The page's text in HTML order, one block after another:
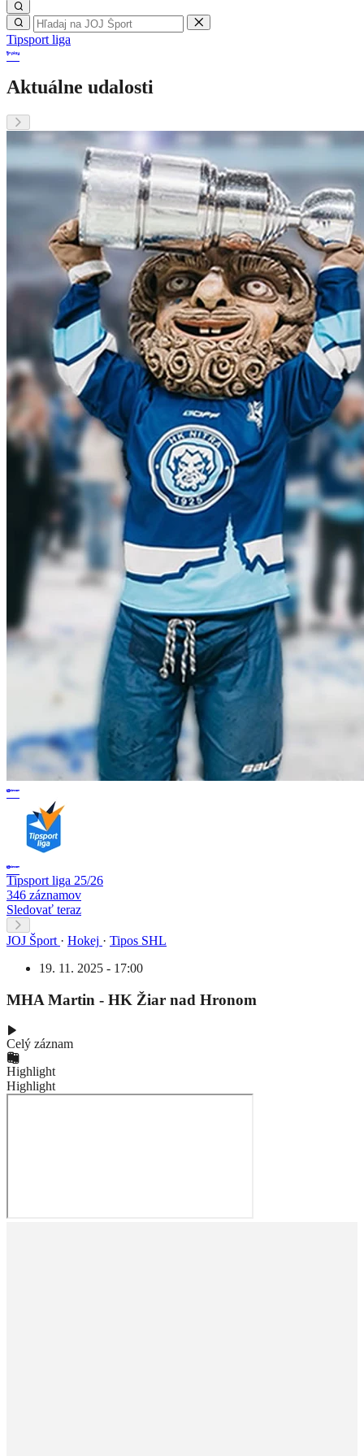
Tipsport liga
Aktuálne udalosti
Tipsport liga 25/26
346 záznamov
Sledovať teraz
JOJ Šport · Hokej · Tipos SHL
19. 11. 2025 - 17:00
MHA Martin - HK Žiar nad Hronom
Celý záznam
Highlight
Highlight